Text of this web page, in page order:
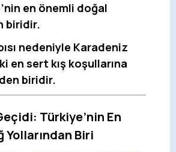
en önemli doğal
biridir.
nedeniyle Karadeniz
en sert kış koşullarına
biridir.
Türkiye’nin En
Yollarından Biri